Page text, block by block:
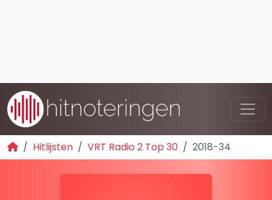
Hitlijsten VRT Radio 2 Top 30 2018-34